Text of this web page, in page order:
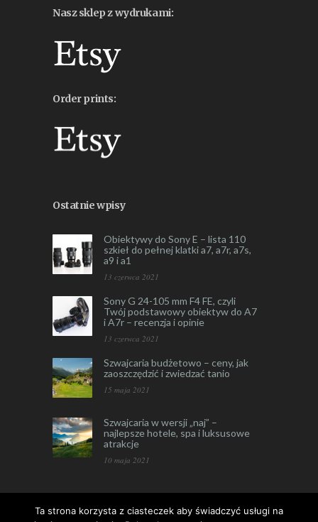
Nasz sklep z wydrukami:
Order prints:
Ostatnie wpisy
Obiektywy do Sony E – lista 110
szkieł do pełnej klatki a7, a7r, a7s,
a9 i a1
13 czerwca 2021
Sony G 24-105 mm F4 FE, czyli
Twój podstawowy obiektyw do A7
i A7r – recenzja i opinie
13 czerwca 2021
Szwajcaria budżetowo – ceny, jak
zaoszczędzić i zwiedzać tanio
15 maja 2021
Szwajcaria w wersji „naj” –
najlepsze hotele, spa i luksusowe
atrakcje
10 maja 2021
Ta strona korzysta z ciasteczek aby świadczyć usługi na